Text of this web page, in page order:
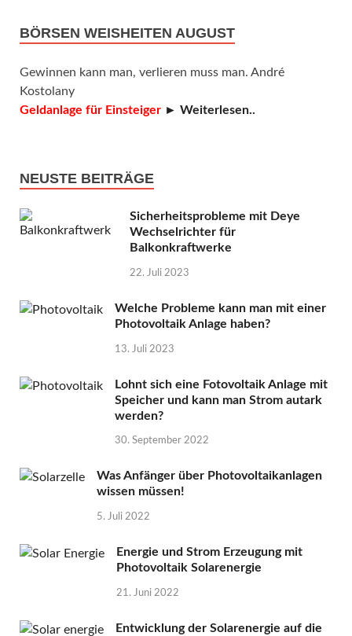
BÖRSEN WEISHEITEN AUGUST
Gewinnen kann man, verlieren muss man. André
Kostolany
Geldanlage für Einsteiger ► Weiterlesen..
NEUSTE BEITRÄGE
Sicherheitsprobleme mit Deye
Wechselrichter für
Balkonkraftwerke
22. Juli 2023
Welche Probleme kann man mit einer
Photovoltaik Anlage haben?
13. Juli 2023
Lohnt sich eine Fotovoltaik Anlage mit
Speicher und kann man Strom autark
werden?
30. September 2022
Was Anfänger über Photovoltaikanlagen
wissen müssen!
5. Juli 2022
Energie und Strom Erzeugung mit
Photovoltaik Solarenergie
21. Juni 2022
Entwicklung der Solarenergie auf die